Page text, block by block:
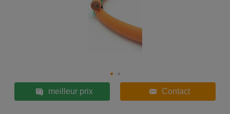
meilleur prix Contact